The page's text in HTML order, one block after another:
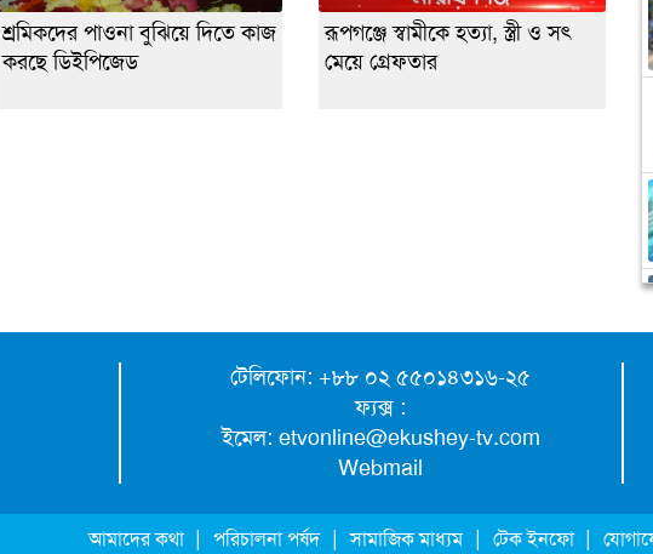
শ্রমিকদের পাওনা বুঝিয়ে দিতে কাজ
করছে ডিইপিজেড
রূপগঞ্জে স্বামীকে হত্যা, স্ত্রী ও সৎ
মেয়ে গ্রেফতার
টেলিফোন: +৮৮ ০২ ৫৫০১৪৩১৬-২৫
ফ্যক্স :
ইমেল: etvonline@ekushey-tv.com
Webmail
আমাদের কথা | পরিচালনা পর্ষদ | সামাজিক মাধ্যম | টেক ইনফো |